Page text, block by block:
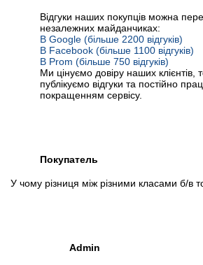
Відгуки наших покупців можна
незалежних майданчиках:
В Google (більше 2200 відгуків)
В Facebook (більше 1100 відгуків)
В Prom (більше 750 відгуків)
Ми цінуємо довіру наших клієнтів,
публікуємо відгуки та постійно
покращенням сервісу.
Покупатель
У чому різниця між різними класами б/в
Admin